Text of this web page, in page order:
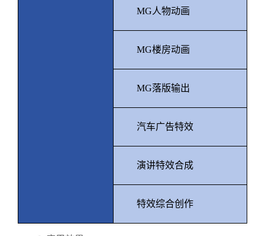
MG人物动画
MG楼房动画
MG落版输出
汽车广告特效
演讲特效合成
特效综合创作